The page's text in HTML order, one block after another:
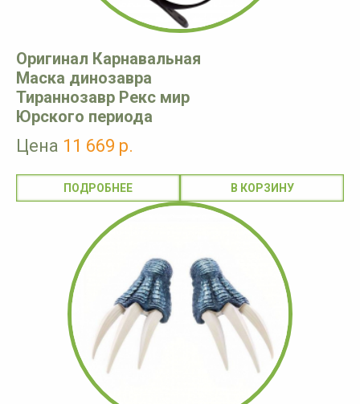
Оригинал Карнавальная
Маска динозавра
Тираннозавр Рекс мир
Юрского периода
Цена 11 669 р.
ПОДРОБНЕЕ